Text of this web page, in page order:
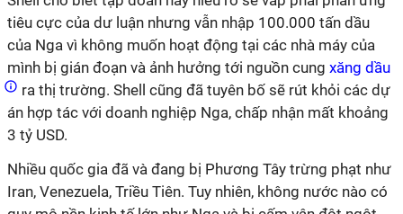
tiêu cực của dư luận nhưng vẫn nhập 100.000 tấn dầu
của Nga vì không muốn hoạt động tại các nhà máy của
mình bị gián đoạn và ảnh hưởng tới nguồn cung xăng dầu
ra thị trường. Shell cũng đã tuyên bố sẽ rút khỏi các dự
án hợp tác với doanh nghiệp Nga, chấp nhận mất khoảng
3 tỷ USD.
Nhiều quốc gia đã và đang bị Phương Tây trừng phạt như
Iran, Venezuela, Triều Tiên. Tuy nhiên, không nước nào có